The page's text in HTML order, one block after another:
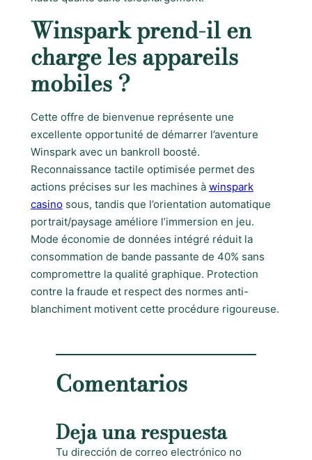
Winspark prend-il en
charge les appareils
mobiles ?
Cette offre de bienvenue représente une
excellente opportunité de démarrer l’aventure
Winspark avec un bankroll boosté.
Reconnaissance tactile optimisée permet des
actions précises sur les machines à winspark
casinosous, tandis que l’orientation automatique
portrait/paysage améliore l’immersion en jeu.
Mode économie de données intégré réduit la
consommation de bande passante de 40% sans
compromettre la qualité graphique. Protection
contre la fraude et respect des normes anti-
blanchiment motivent cette procédure rigoureuse.
Comentarios
Deja una respuesta
Tu dirección de correo electrónico no